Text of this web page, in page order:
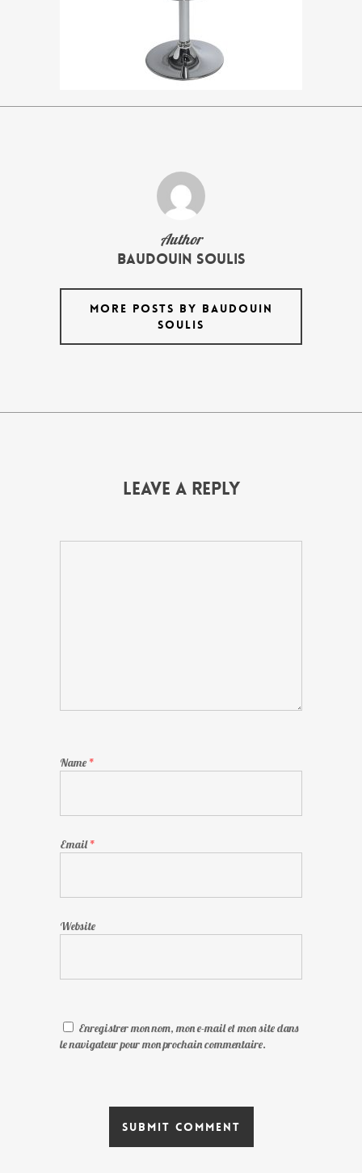
Author
Baudouin Soulis
MORE POSTS BY BAUDOUIN
SOULIS
Leave a Reply
Name *
Email*
Website
Enregistrer mon nom, mon e-mail et mon site dans
le navigateur pour mon prochain commentaire.